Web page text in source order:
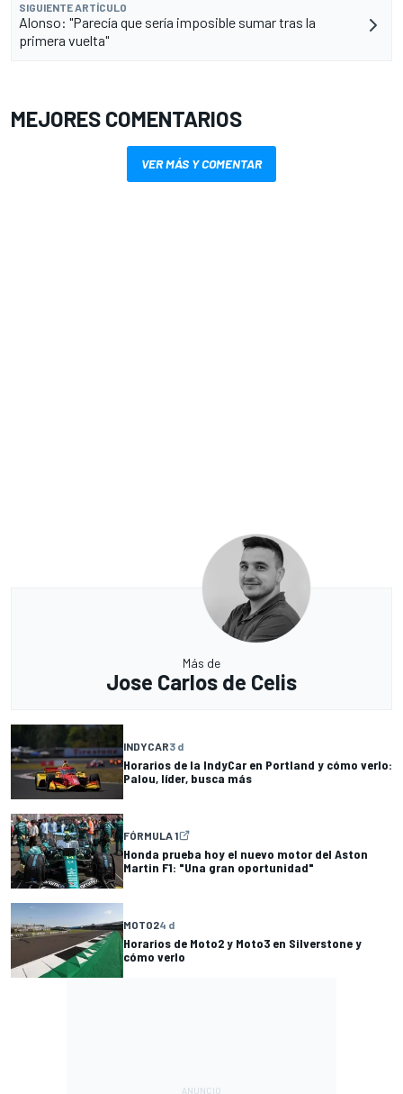
SIGUIENTE ARTÍCULO
Alonso: "Parecía que sería imposible sumar tras la
primera vuelta"
MEJORES COMENTARIOS
VER MÁS Y COMENTAR
Más de
Jose Carlos de Celis
INDYCAR3 d
Horarios de la IndyCar en Portland y cómo verlo:
Palou, líder, busca más
FÓRMULA 1
Honda prueba hoy el nuevo motor del Aston
Martin F1: "Una gran oportunidad"
MOTO24 d
Horarios de Moto2 y Moto3 en Silverstone y
cómo verlo